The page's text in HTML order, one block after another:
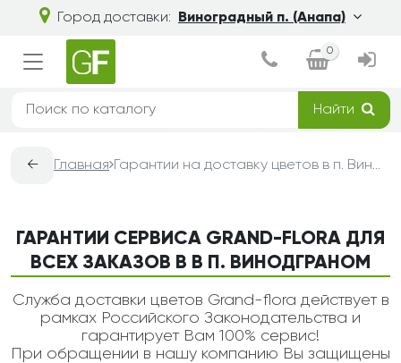
Город доставки: Виноградный п. (Анапа)
0
Найти
← Главная Гарантии на доставку цветов в п. Винодграном — Grand-Flora
ГАРАНТИИ СЕРВИСА GRAND-FLORA ДЛЯ
ВСЕХ ЗАКАЗОВ В В П. ВИНОДГРАНОМ
Служба доставки цветов Grand-flora действует в
рамках Российского Законодательства и
гарантирует Вам 100% сервис!
При обращении в нашу компанию Вы защищены